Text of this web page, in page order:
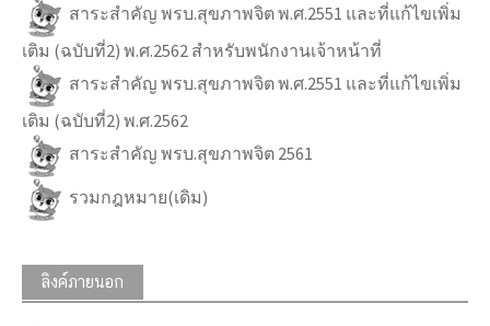
สาระสำคัญ พรบ.สุขภาพจิต พ.ศ.2551 และที่แก้ไขเพิ่ม
เติม (ฉบับที่2) พ.ศ.2562 สำหรับพนักงานเจ้าหน้าที่
สาระสำคัญ พรบ.สุขภาพจิต พ.ศ.2551 และที่แก้ไขเพิ่ม
เติม (ฉบับที่2) พ.ศ.2562
สาระสำคัญ พรบ.สุขภาพจิต 2561
รวมกฎหมาย(เดิม)
ลิงค์ภายนอก